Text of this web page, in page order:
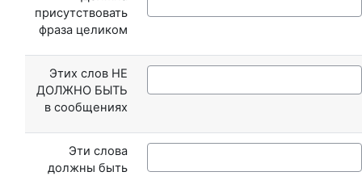
присутствовать
фраза целиком
Этих слов НЕ
ДОЛЖНО БЫТЬ
в сообщениях
Эти слова
должны быть